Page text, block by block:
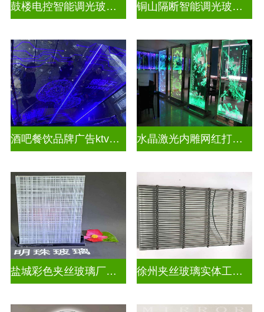
鼓楼电控智能调光玻璃安装方法 铜山隔断智能调光玻璃安装电话
酒吧餐饮品牌广告ktv激光内雕发光艺术玻璃 水晶激光内雕网红打卡背景
盐城彩色夹丝玻璃厂招聘 徐州夹丝玻璃实体工厂地址